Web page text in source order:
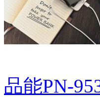
品能PN-